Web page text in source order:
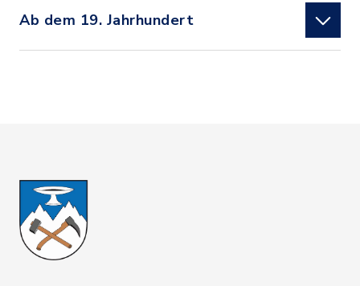
Ab dem 19. Jahrhundert